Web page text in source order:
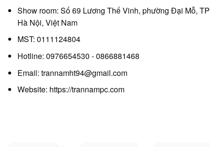
Show room: Số 69 Lương Thế Vinh, phường Đại Mỗ, TP
Hà Nội, Việt Nam
MST: 0111124804
Hotline: 0976654530 - 0866881468
Email: trannamht94@gmail.com
Website: https://trannampc.com